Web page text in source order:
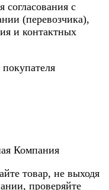
согласования с
(перевозчика),
и контактных
покупателя
Компания
товар, не выходя
проверяйте